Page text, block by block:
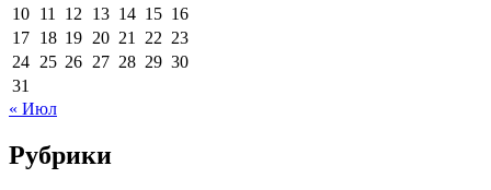
10 11 12 13 14 15 16
17 18 19 20 21 22 23
24 25 26 27 28 29 30
31
« Июл
Рубрики